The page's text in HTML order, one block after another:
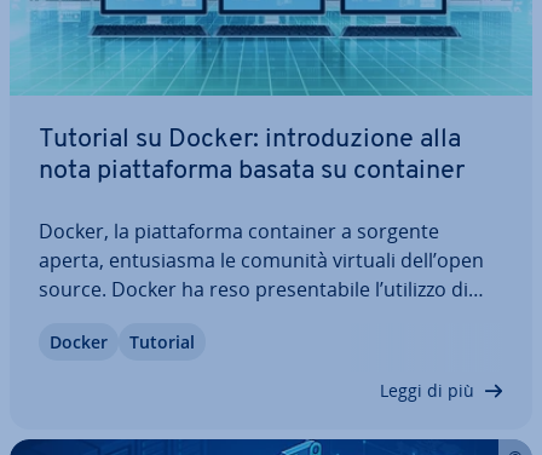
Tutorial su Docker: in­tro­du­zio­ne alla
nota piat­ta­for­ma basata su container
Docker, la piat­ta­for­ma container a sorgente
aperta, en­tu­sia­sma le comunità virtuali dell’open
source. Docker ha reso pre­sen­ta­bi­le l’utilizzo di
Linux, pre­sen­tan­do­si come al­ter­na­ti­va alla vir­tua­
Docker Tutorial
Leggi di più